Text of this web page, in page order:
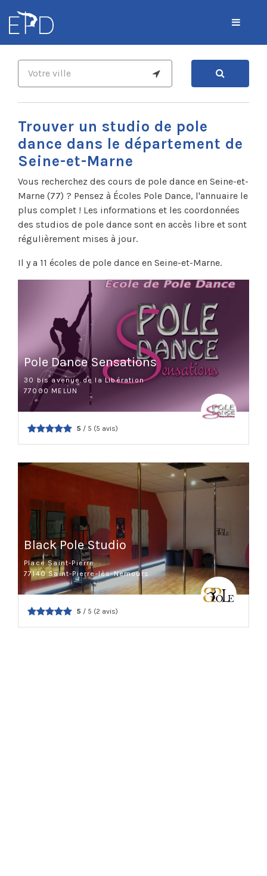
Trouver un studio de pole
dance dans le département de
Seine-et-Marne
Vous recherchez des cours de pole dance en Seine-et-
Marne (77) ? Pensez à Écoles Pole Dance, l'annuaire le
plus complet ! Les informations et les coordonnées
des studios de pole dance sont en accès libre et sont
régulièrement mises à jour.
Il y a 11 écoles de pole dance en Seine-et-Marne.
Pole Dance Sensations
30 bis avenue de la Libération
77000 MELUN
5 / 5 (5 avis)
Black Pole Studio
Place Saint-Pierre
77140 Saint-Pierre-lès-Nemours
5 / 5 (2 avis)